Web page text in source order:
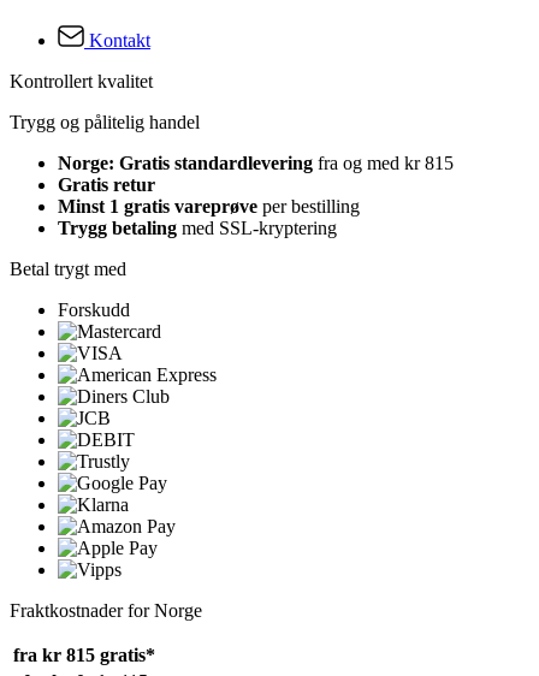
Kontakt
Kontrollert kvalitet
Trygg og pålitelig handel
Norge: Gratis standardlevering fra og med kr 815
Gratis retur
Minst 1 gratis vareprøve per bestilling
Trygg betaling med SSL-kryptering
Betal trygt med
Forskudd
Fraktkostnader for Norge
fra kr 815 gratis*